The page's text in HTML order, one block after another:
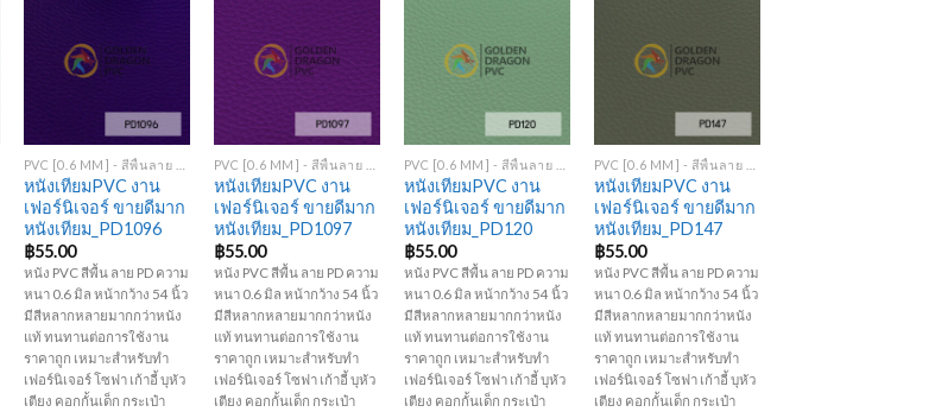
หนังเทียมPVC งาน
เฟอร์นิเจอร์ ขายดีมาก
หนังเทียม_PD1096
฿55.00
หนัง PVC สีพื้น ลาย PD ความ
หนา 0.6 มิล หน้ากว้าง 54 นิ้ว
มีสีหลากหลายมากกว่าหนัง
แท้ ทนทานต่อการใช้งาน
ราคาถูก เหมาะสำหรับทำ
เฟอร์นิเจอร์ โซฟา เก้าอี้ บุหัว
เตียง คอกกั้นเด็ก กระเป๋า
หนังเทียมPVC งาน
เฟอร์นิเจอร์ ขายดีมาก
หนังเทียม_PD1097
฿55.00
หนัง PVC สีพื้น ลาย PD ความ
หนา 0.6 มิล หน้ากว้าง 54 นิ้ว
มีสีหลากหลายมากกว่าหนัง
แท้ ทนทานต่อการใช้งาน
ราคาถูก เหมาะสำหรับทำ
เฟอร์นิเจอร์ โซฟา เก้าอี้ บุหัว
เตียง คอกกั้นเด็ก กระเป๋า
หนังเทียมPVC งาน
เฟอร์นิเจอร์ ขายดีมาก
หนังเทียม_PD120
฿55.00
หนัง PVC สีพื้น ลาย PD ความ
หนา 0.6 มิล หน้ากว้าง 54 นิ้ว
มีสีหลากหลายมากกว่าหนัง
แท้ ทนทานต่อการใช้งาน
ราคาถูก เหมาะสำหรับทำ
เฟอร์นิเจอร์ โซฟา เก้าอี้ บุหัว
เตียง คอกกั้นเด็ก กระเป๋า
หนังเทียมPVC งาน
เฟอร์นิเจอร์ ขายดีมาก
หนังเทียม_PD147
฿55.00
หนัง PVC สีพื้น ลาย PD ความ
หนา 0.6 มิล หน้ากว้าง 54 นิ้ว
มีสีหลากหลายมากกว่าหนัง
แท้ ทนทานต่อการใช้งาน
ราคาถูก เหมาะสำหรับทำ
เฟอร์นิเจอร์ โซฟา เก้าอี้ บุหัว
เตียง คอกกั้นเด็ก กระเป๋า